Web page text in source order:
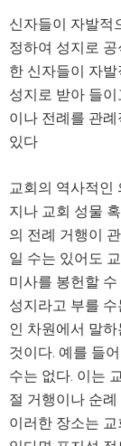
신자들이 자발적
정하여 성지로
한 신자들이 자
성지로 받아 들
이나 전례를 관
있다
교회의 역사적인
지나 교회 성물
의 전례 거행이
일 수는 있어도
미사를 봉헌할
성지라고 부를
인 차원에서 말
것이다. 예를 들
수는 없다. 이는
절 거행이나 순
이러한 장소는